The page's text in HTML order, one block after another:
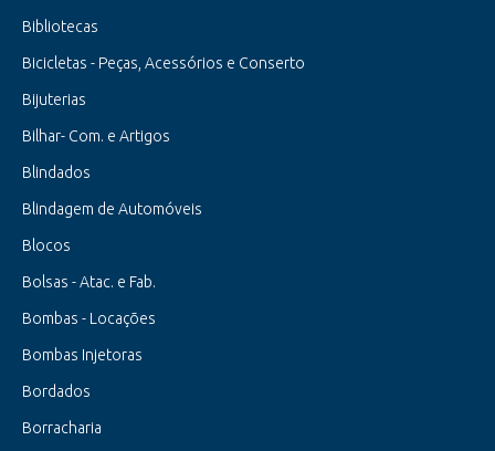
Bibliotecas
Bicicletas - Peças, Acessórios e Conserto
Bijuterias
Bilhar- Com. e Artigos
Blindados
Blindagem de Automóveis
Blocos
Bolsas - Atac. e Fab.
Bombas - Locações
Bombas Injetoras
Bordados
Borracharia